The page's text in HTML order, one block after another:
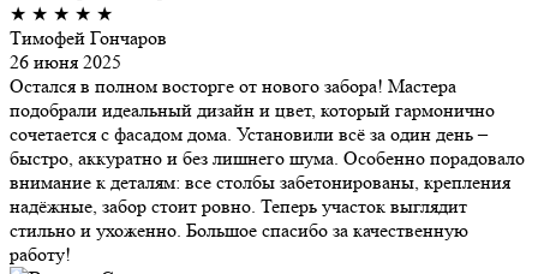
★ ★ ★ ★ ★
Тимофей Гончаров
26 июня 2025
Остался в полном восторге от нового забора! Мастера
подобрали идеальный дизайн и цвет, который гармонично
сочетается с фасадом дома. Установили всё за один день –
быстро, аккуратно и без лишнего шума. Особенно порадовало
внимание к деталям: все столбы забетонированы, крепления
надёжные, забор стоит ровно. Теперь участок выглядит
стильно и ухоженно. Большое спасибо за качественную
работу!